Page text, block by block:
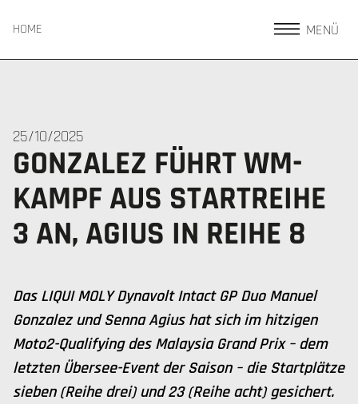
HOME MENÜ
25/10/2025
GONZALEZ FÜHRT WM-
KAMPF AUS STARTREIHE
3 AN, AGIUS IN REIHE 8
Das LIQUI MOLY Dynavolt Intact GP Duo Manuel
Gonzalez und Senna Agius hat sich im hitzigen
Moto2-Qualifying des Malaysia Grand Prix – dem
letzten Übersee-Event der Saison – die Startplätze
sieben (Reihe drei) und 23 (Reihe acht) gesichert.